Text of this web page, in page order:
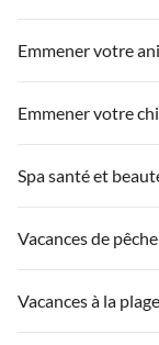
Spa santé et
Vacances de
Vacances à la